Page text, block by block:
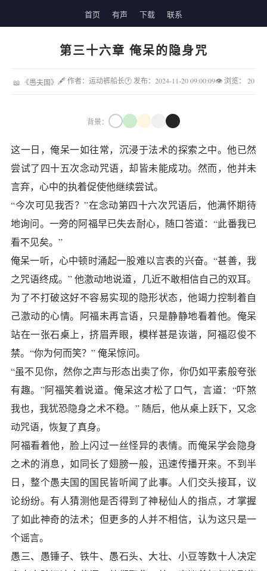
首页 有声 下载 联系
第三十六章 俺呆的隐身咒
📖 《愚夫国》 🖋 作者：运动裤船长🕐 发布：2024-11-20 09:00:09👁 浏览： 20
背景：
这一日，俺呆一如往常，沉浸于法术的探索之中。他已然
尝试了四十五次念动咒语，却皆未能成功。然而，他并未
言弃，心中的执着促使他继续尝试。
“今次可见我否？”在念动第四十六次咒语后，他满怀期待
地询问。一旁的阿福早已失去耐心，随口答道：“此番我已
看不见矣。”
俺呆一听，心中顿时涌起一股难以言表的兴奋。“甚善，我
之咒语终成。” 他激动地说道，几近不敢相信自己的双耳。
为了不打破这好不容易实现的隐形状态，他竭力控制着自
己激动的心情。阿福未再言语，只是静静地看着他。俺呆
站在一张石桌上，挤眉弄眼，模样甚是诙谐，阿福忍俊不
禁。“你为何而笑？” 俺呆惊问。
“虽不见你，然你之声与形态出卖了你，你仍如平素般夸张
有趣。”阿福笑着说道。俺呆这才松了口气，言道：“吓煞
我也，我犹恐隐身之术不稳。” 随后，他从桌上跃下，又念
动咒语，恢复了真身。
阿福看着他，脸上闪过一丝怪异的表情。而俺呆学会隐身
之术的消息，如同长了翅膀一般，迅速传播开来。不到半
日，整个愚夫国的国民皆听闻了此事。人们交头接耳，议
论纷纷。有人猜测他是否得到了神秘仙人的指点，才掌握
了如此神奇的法术；但更多的人并不相信，认为这只是一
个谣言。
愚三、愚锤子、铁牛、愚石头、大壮、小豆等数十人决定